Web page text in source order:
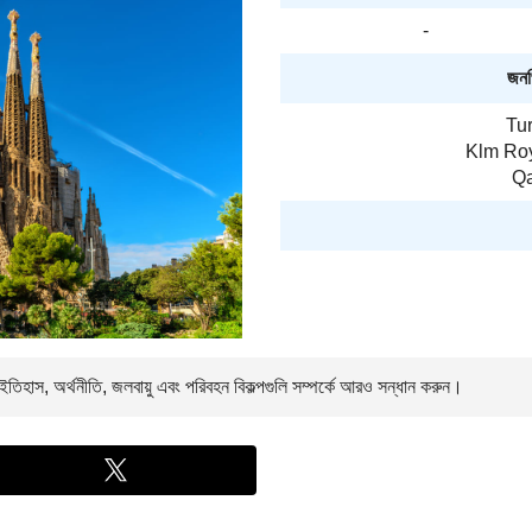
-
Klm
অর্থনীতি, জলবায়ু এবং পরিবহন বিকল্পগুলি সম্পর্কে আরও সন্ধান করুন।